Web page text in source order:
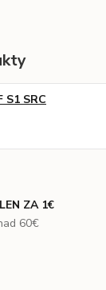
S1 SRC
ZA 1€
60€